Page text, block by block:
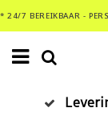
* 24/7 BEREIKBAAR -